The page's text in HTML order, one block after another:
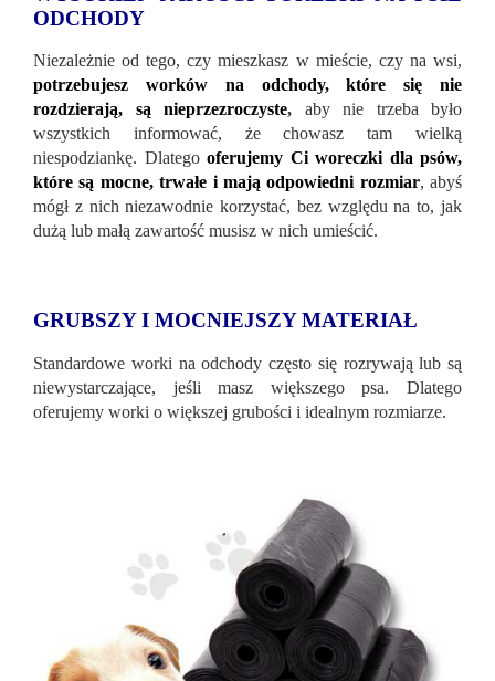
ODCHODY
Niezależnie od tego, czy mieszkasz w mieście, czy na wsi,
potrzebujesz worków na odchody, które się nie
rozdzierają, są nieprzezroczyste, aby nie trzeba było
wszystkich informować, że chowasz tam wielką
niespodziankę. Dlatego oferujemy Ci woreczki dla psów,
które są mocne, trwałe i mają odpowiedni rozmiar, abyś
mógł z nich niezawodnie korzystać, bez względu na to, jak
dużą lub małą zawartość musisz w nich umieścić.
GRUBSZY I MOCNIEJSZY MATERIAŁ
Standardowe worki na odchody często się rozrywają lub są
niewystarczające, jeśli masz większego psa. Dlatego
oferujemy worki o większej grubości i idealnym rozmiarze.